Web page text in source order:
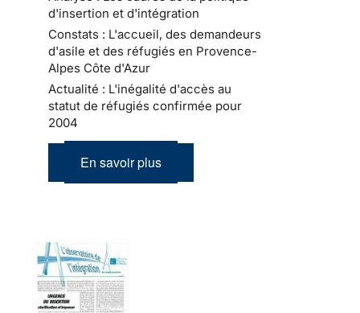
d'insertion et d'intégration
Constats : L'accueil, des demandeurs
d'asile et des réfugiés en Provence-
Alpes Côte d'Azur
Actualité : L'inégalité d'accès au
statut de réfugiés confirmée pour
2004
En savoir plus